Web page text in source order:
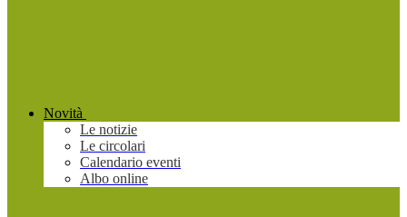
Novità
Le notizie
Le circolari
Calendario eventi
Albo online